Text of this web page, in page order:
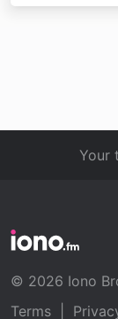
Your
© 2026 Iono
Terms